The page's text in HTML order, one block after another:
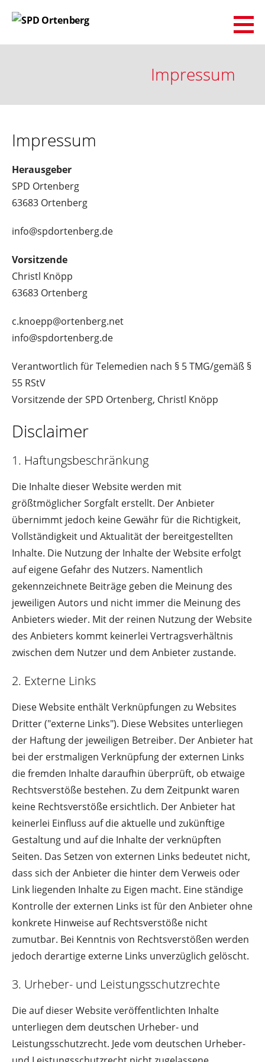
Inhalt
Impressum
Impressum
Herausgeber
SPD Ortenberg
63683 Ortenberg
info@spdortenberg.de
Vorsitzende
Christl Knöpp
63683 Ortenberg
c.knoepp@ortenberg.net
info@spdortenberg.de
Verantwortlich für Telemedien nach § 5 TMG/gemäß §
55 RStV
Vorsitzende der SPD Ortenberg, Christl Knöpp
Disclaimer
1. Haftungsbeschränkung
Die Inhalte dieser Website werden mit
größtmöglicher Sorgfalt erstellt. Der Anbieter
übernimmt jedoch keine Gewähr für die Richtigkeit,
Vollständigkeit und Aktualität der bereitgestellten
Inhalte. Die Nutzung der Inhalte der Website erfolgt
auf eigene Gefahr des Nutzers. Namentlich
gekennzeichnete Beiträge geben die Meinung des
jeweiligen Autors und nicht immer die Meinung des
Anbieters wieder. Mit der reinen Nutzung der Website
des Anbieters kommt keinerlei Vertragsverhältnis
zwischen dem Nutzer und dem Anbieter zustande.
2. Externe Links
Diese Website enthält Verknüpfungen zu Websites
Dritter ("externe Links"). Diese Websites unterliegen
der Haftung der jeweiligen Betreiber. Der Anbieter hat
bei der erstmaligen Verknüpfung der externen Links
die fremden Inhalte daraufhin überprüft, ob etwaige
Rechtsverstöße bestehen. Zu dem Zeitpunkt waren
keine Rechtsverstöße ersichtlich. Der Anbieter hat
keinerlei Einfluss auf die aktuelle und zukünftige
Gestaltung und auf die Inhalte der verknüpften
Seiten. Das Setzen von externen Links bedeutet nicht,
dass sich der Anbieter die hinter dem Verweis oder
Link liegenden Inhalte zu Eigen macht. Eine ständige
Kontrolle der externen Links ist für den Anbieter ohne
konkrete Hinweise auf Rechtsverstöße nicht
zumutbar. Bei Kenntnis von Rechtsverstößen werden
jedoch derartige externe Links unverzüglich gelöscht.
3. Urheber- und Leistungsschutzrechte
Die auf dieser Website veröffentlichten Inhalte
unterliegen dem deutschen Urheber- und
Leistungsschutzrecht. Jede vom deutschen Urheber-